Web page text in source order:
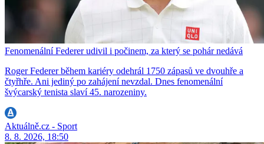
Fenomenální Federer udivil i počinem, za který se pohár nedává
Roger Federer během kariéry odehrál 1750 zápasů ve dvouhře a
čtyřhře. Ani jediný po zahájení nevzdal. Dnes fenomenální
švýcarský tenista slaví 45. narozeniny.
Aktuálně.cz - Sport
8. 8. 2026, 18:50